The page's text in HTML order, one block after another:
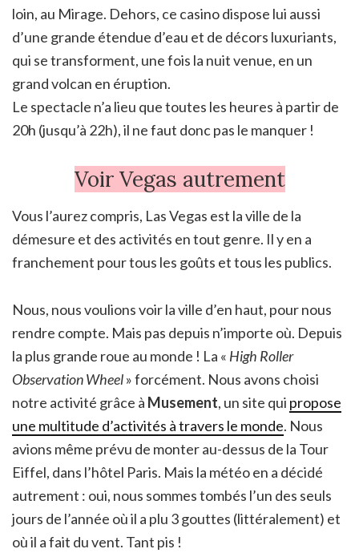
loin, au Mirage. Dehors, ce casino dispose lui aussi
d’une grande étendue d’eau et de décors luxuriants,
qui se transforment, une fois la nuit venue, en un
grand volcan en éruption.
Le spectacle n’a lieu que toutes les heures à partir de
20h (jusqu’à 22h), il ne faut donc pas le manquer !
Voir Vegas autrement
Vous l’aurez compris, Las Vegas est la ville de la
démesure et des activités en tout genre. Il y en a
franchement pour tous les goûts et tous les publics.
Nous, nous voulions voir la ville d’en haut, pour nous
rendre compte. Mais pas depuis n’importe où. Depuis
la plus grande roue au monde ! La « High Roller
Observation Wheel» forcément. Nous avons choisi
notre activité grâce à Musement, un site qui propose
une multitude d’activités à travers le monde. Nous
avions même prévu de monter au-dessus de la Tour
Eiffel, dans l’hôtel Paris. Mais la météo en a décidé
autrement : oui, nous sommes tombés l’un des seuls
jours de l’année où il a plu 3 gouttes (littéralement) et
où il a fait du vent. Tant pis !